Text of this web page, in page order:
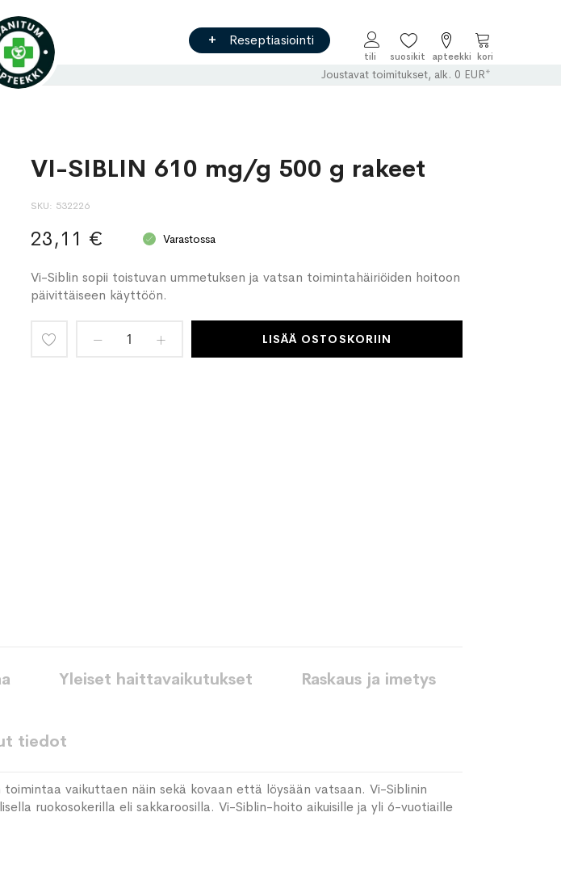
Reseptiasiointi
Ostoskori
Joustavat toimitukset, alk. 0 EUR*
VI-SIBLIN 610 mg/g 500 g rakeet
SKU 532226
23,11 € Varastossa
Vi-Siblin sopii toistuvan ummetuksen ja vatsan toimintahäiriöiden hoitoon
päivittäiseen käyttöön.
LISÄÄ OSTOSKORIIN
vaikuttaen näin sekä kovaan että löysään vatsaan. Vi-Siblinin
ruokosokerilla eli sakkaroosilla. Vi-Siblin-hoito aikuisille ja yli 6-vuotiaille
Yleiset haittavaikutukset Raskaus ja imetys
tiedot